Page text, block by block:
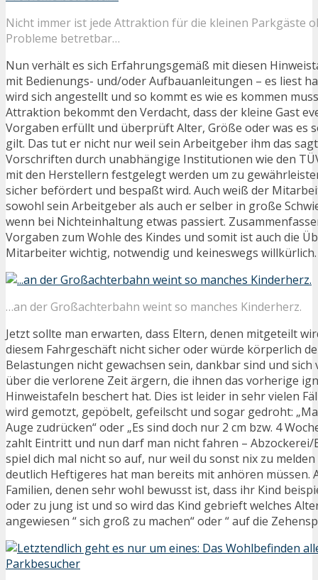
Nicht immer ist jede Attraktion für die kleinen Parkgäste
Probleme betretbar…
Nun verhält es sich Erfahrungsgemäß mit diesen
mit Bedienungs- und/oder Aufbauanleitungen – es liest
wird sich angestellt und so kommt es wie es kommen
Attraktion bekommt den Verdacht, dass der kleine Gast
Vorgaben erfüllt und überprüft Alter, Größe oder was es
gilt. Das tut er nicht nur weil sein Arbeitgeber ihm das
Vorschriften durch unabhängige Institutionen wie den
mit den Herstellern festgelegt werden um zu
sicher befördert und bespaßt wird. Auch weiß der
sowohl sein Arbeitgeber als auch er selber in große
wenn bei Nichteinhaltung etwas passiert.
Vorgaben zum Wohle des Kindes und somit ist auch die
Mitarbeiter wichtig, notwendig und keineswegs willkürlich.
…an der Großachterbahn weint so manches Kinderherz.
Jetzt sollte man erwarten, dass Eltern, denen mitgeteilt
diesem Fahrgeschäft nicht sicher oder würde körperlich
Belastungen nicht gewachsen sein, dankbar sind und sich
über die verlorene Zeit ärgern, die ihnen das vorherige
Hinweistafeln beschert hat. Dies ist leider in sehr vielen
wird gemotzt, gepöbelt, gefeilscht und sogar gedroht:
Auge zudrücken“ oder „Es sind doch nur 2 cm bzw. 4
zahlt Eintritt und nun darf man nicht fahren – Abzockerei/
spiel dich mal nicht so auf, nur weil du sonst nix zu
deutlich Heftigeres hat man bereits mit anhören müssen.
Familien, denen sehr wohl bewusst ist, dass ihr Kind
oder zu jung ist und so wird das Kind gebrieft welches
angewiesen “ sich groß zu machen“ oder “ auf die